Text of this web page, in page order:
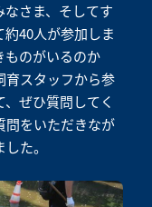
さま、そしてす
40人が参加しま
ものがいるのか
育スタッフから参
ぜひ質問してく
問をいただきなが
た。